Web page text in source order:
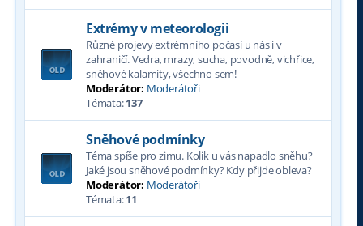
Extrémy v meteorologii
Různé projevy extrémního počasí u nás i v
zahraničí. Vedra, mrazy, sucha, povodně, vichřice,
sněhové kalamity, všechno sem!
Moderátor: Moderátoři
Témata:137
Sněhové podmínky
Téma spíše pro zimu. Kolik u vás napadlo sněhu?
Jaké jsou sněhové podmínky? Kdy přijde obleva?
Moderátor: Moderátoři
Témata:11